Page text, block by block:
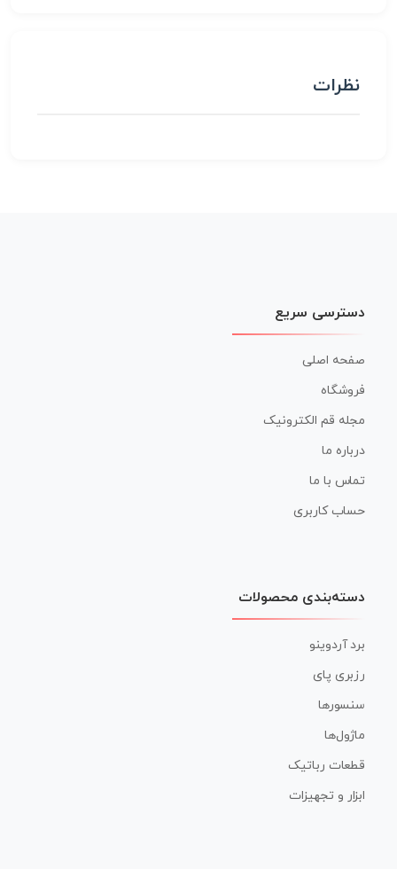
نظرات
دسترسی سریع
صفحه اصلی
فروشگاه
مجله قم الکترونیک
درباره ما
تماس با ما
حساب کاربری
دسته‌بندی محصولات
برد آردوینو
رزبری پای
سنسورها
ماژول‌ها
قطعات رباتیک
ابزار و تجهیزات